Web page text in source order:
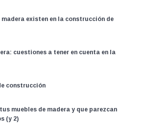
existen en la construcción de
cuestiones a tener en cuenta en la
construcción
muebles de madera y que parezcan
(y 2)